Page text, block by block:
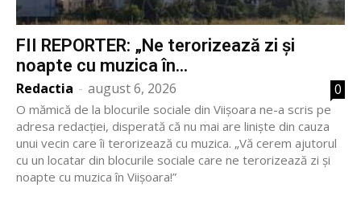
FII REPORTER: „Ne terorizează zi și
noapte cu muzica în...
Redactia - august 6, 2026 0
O mămică de la blocurile sociale din Viișoara ne-a scris pe
adresa redacției, disperată că nu mai are liniște din cauza
unui vecin care îi terorizează cu muzica. „Vă cerem ajutorul
cu un locatar din blocurile sociale care ne terorizează zi și
noapte cu muzica în Viișoara!”